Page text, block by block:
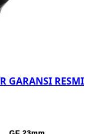
GARANSI RESMI